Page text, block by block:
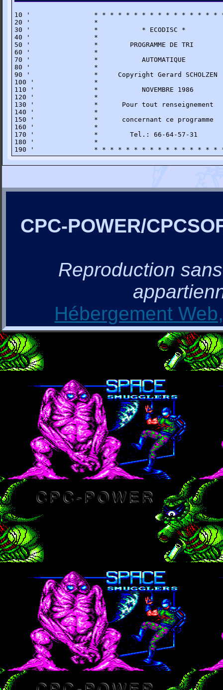
10 '                * * * * * * * * * * * * * * * *
20 '                *
30 '                *           * ECODISC *
40 '                *
50 '                *        PROGRAMME DE TRI
60 '                *
70 '                *           AUTOMATIQUE
80 '                *
90 '                *     Copyright Gerard
100 '               *
110 '               *           NOVEMBRE 1986
120 '               *
130 '               *      Pour tout renseignement
140 '               *
150 '               *      concernant ce programme
160 '               *
170 '               *        Tel.: 66-64-57-31
180 '               *
190 '               * * * * * * * * * * * * * * * *
CPC-POWER/
Reproduction
Hébergement